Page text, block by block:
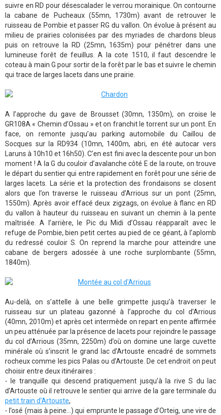
suivre en RD pour désescalader le verrou morainique. On contourne
la cabane de Pucheaux (55mn, 1730m) avant de retrouver le
ruisseau de Pombie et passer RG du vallon. On évolue à présent au
milieu de prairies colonisées par des myriades de chardons bleus
puis on retrouve la RD (25mn, 1635m) pour pénétrer dans une
lumineuse forêt de feuillus. A la cote 1510, il faut descendre le
coteau à main G pour sortir de la forêt par le bas et suivre le chemin
qui trace de larges lacets dans une prairie.
A l’approche du gave de Brousset (30mn, 1350m), on croise le
GR108A « Chemin d’Ossau » et on franchit le torrent sur un pont. En
face, on remonte jusqu’au parking automobile du Caillou de
Socques sur la RD934 (10mn, 1400m, abri, en été autocar vers
Laruns à 10h10 et 16h50). C’en est fini avec la descente pour un bon
moment ! A la G du couloir d’avalanche côté E de la route, on trouve
le départ du sentier qui entre rapidement en forêt pour une série de
larges lacets. La série et la protection des frondaisons se closent
alors que l’on traverse le ruisseau d’Arrious sur un pont (25mn,
1550m). Après avoir effacé deux zigzags, on évolue à flanc en RD
du vallon à hauteur du ruisseau en suivant un chemin à la pente
maîtrisée. A l’arrière, le Pic du Midi d’Ossau réapparaît avec le
refuge de Pombie, bien petit certes au pied de ce géant, à l’aplomb
du redressé couloir S. On reprend la marche pour atteindre une
cabane de bergers adossée à une roche surplombante (55mn,
1840m).
Au-delà, on s’attelle à une belle grimpette jusqu’à traverser le
ruisseau sur un plateau gazonné à l’approche du col d’Arrious
(40mn, 2010m) et après cet intermède on repart en pente affirmée
un peu atténuée par la présence de lacets pour rejoindre le passage
du col d’Arrious (35mn, 2250m) d’où on domine une large cuvette
minérale où s’inscrit le grand lac d’Artouste encadré de sommets
rocheux comme les pics Palas ou d’Artouste. De cet endroit on peut
choisir entre deux itinéraires :
- le tranquille qui descend pratiquement jusqu’à la rive S du lac
d’Artouste où il retrouve le sentier qui arrive de la gare terminale du
petit train d’Artouste,
- l’osé (mais à peine...) qui emprunte le passage d’Orteig, une vire de